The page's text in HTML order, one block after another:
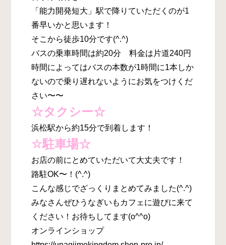
「能力開発短大」駅で降りていただくのが1
番早いかと思います！
そこから徒歩10分です(^.^)
バスの乗車時間は約20分 料金は片道240円
時間によってはバスの本数が1時間に1本しか
ないので乗り遅れないようにお気をつけくだ
さい〜〜
☆タクシー☆
浜松駅から約15分で到着します！
☆駐車場☆
お店の前にとめていただいて大丈夫です！
路駐OK〜！(^.^)
こんな感じでざっくりまとめてみました(^.^)
みなさんぜひうなぎいもカフェに遊びに来て
ください！お待ちしてます(o^^o)
オンラインショップ